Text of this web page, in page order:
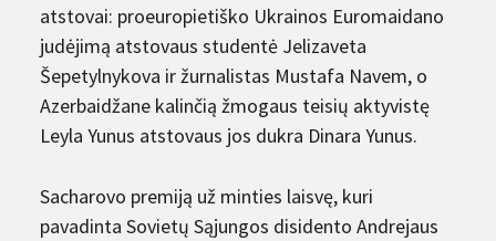
atstovai: proeuropietiško Ukrainos Euromaidano
judėjimą atstovaus studentė Jelizaveta
Šepetylnykova ir žurnalistas Mustafa Navem, o
Azerbaidžane kalinčią žmogaus teisių aktyvistę
Leyla Yunus atstovaus jos dukra Dinara Yunus.
Sacharovo premiją už minties laisvę, kuri
pavadinta Sovietų Sąjungos disidento Andrejaus